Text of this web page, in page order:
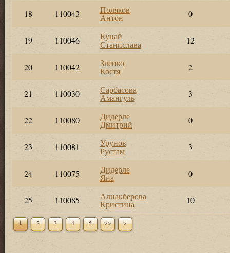
18 110043 Поляков
Антон 0
19 110046 Куцай
Станислава 12
20 110042 Зленко
Костя 2
21 110030 Сарбасова
Амангуль 3
22 110080 Дидерле
Дмитрий 0
23 110081 Урунов
Рустам 3
24 110075 Дидерле
Яна 0
25 110085 Алиакберова
Кристина 10
1 2 3 4 5 >> >